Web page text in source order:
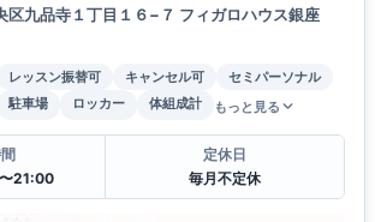
区九品寺１丁目１６−７ フィガロハウス銀座
レッスン振替可 キャンセル可
セミパーソナル
駐車場 ロッカー 体組成計 もっと見る
〜21:00
定休日
毎月不定休